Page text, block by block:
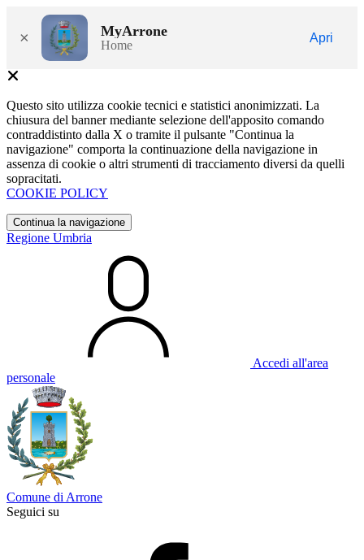
× MyArrone
Home
Apri
Questo sito utilizza cookie tecnici e statistici anonimizzati. La
chiusura del banner mediante selezione dell'apposito comando
contraddistinto dalla X o tramite il pulsante "Continua la
navigazione" comporta la continuazione della navigazione in
assenza di cookie o altri strumenti di tracciamento diversi da quelli
sopracitati.
COOKIE POLICY
Continua la navigazione
Regione Umbria
Accedi all'area
personale
Comune di Arrone
Seguici su